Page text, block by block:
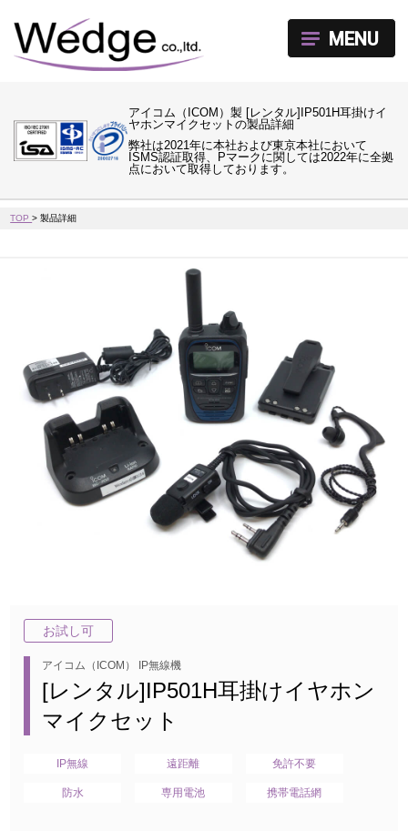
アイコム（ICOM）製 [レンタル]IP501H耳掛けイ
ヤホンマイクセットの製品詳細
弊社は2021年に本社および東京本社において
ISMS認証取得、Pマークに関しては2022年に全拠
点において取得しております。
MENU
TOP>製品詳細
お試し可
アイコム（ICOM） IP無線機
[レンタル]IP501H耳掛けイヤホン
マイクセット
IP無線 遠距離 免許不要
防水 専用電池 携帯電話網